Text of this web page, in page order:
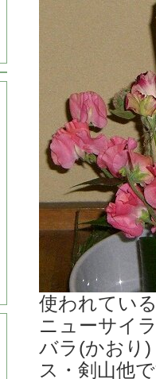
使われてい
ニューサイ
バラ(かおり
ス・剣山他